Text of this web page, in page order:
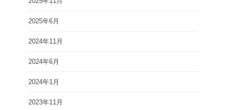
2025年6月
2024年11月
2024年6月
2024年1月
2023年11月